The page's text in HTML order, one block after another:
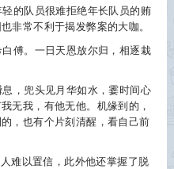
的队员很难拒绝年长队员的贿
非常不利于揭发弊案的大咖。
白傅。一日天恩放尔归，相逐栽
，兜头见月华如水，霎时间心
无我，有他无他。机缘到的，
，也有个片刻清醒，看自己前
难以置信，此外他还掌握了脱